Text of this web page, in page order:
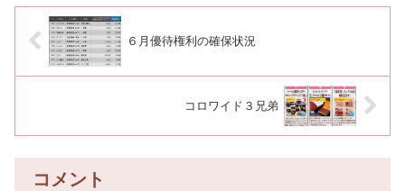
６月優待権利の確保状況
コロワイド３兄弟
コメント